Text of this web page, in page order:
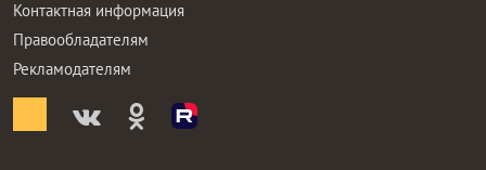
Контактная информация
Правообладателям
Рекламодателям